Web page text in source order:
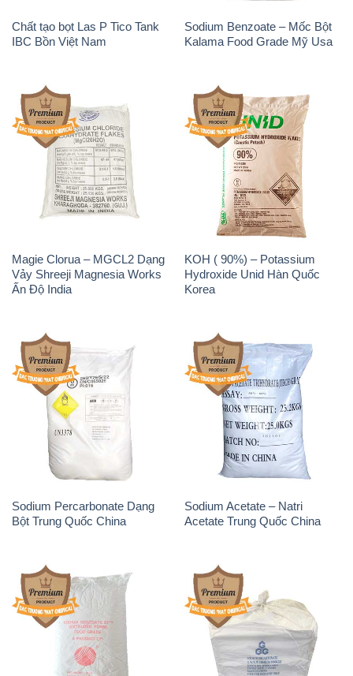
Chất tạo bọt Las P Tico Tank
IBC Bồn Việt Nam
Sodium Benzoate – Mốc Bột
Kalama Food Grade Mỹ Usa
Magie Clorua – MGCL2 Dạng
Vảy Shreeji Magnesia Works
Ấn Độ India
KOH ( 90%) – Potassium
Hydroxide Unid Hàn Quốc
Korea
Sodium Percarbonate Dạng
Bột Trung Quốc China
Sodium Acetate – Natri
Acetate Trung Quốc China